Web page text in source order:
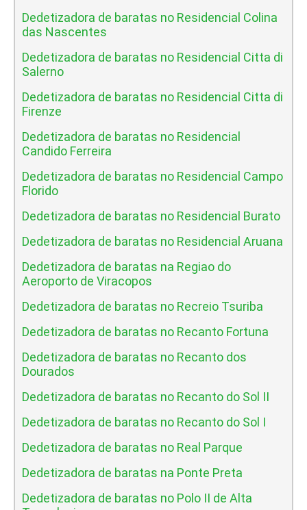
Dedetizadora de baratas no Residencial Colina
das Nascentes
Dedetizadora de baratas no Residencial Citta di
Salerno
Dedetizadora de baratas no Residencial Citta di
Firenze
Dedetizadora de baratas no Residencial
Candido Ferreira
Dedetizadora de baratas no Residencial Campo
Florido
Dedetizadora de baratas no Residencial Burato
Dedetizadora de baratas no Residencial Aruana
Dedetizadora de baratas na Regiao do
Aeroporto de Viracopos
Dedetizadora de baratas no Recreio Tsuriba
Dedetizadora de baratas no Recanto Fortuna
Dedetizadora de baratas no Recanto dos
Dourados
Dedetizadora de baratas no Recanto do Sol II
Dedetizadora de baratas no Recanto do Sol I
Dedetizadora de baratas no Real Parque
Dedetizadora de baratas na Ponte Preta
Dedetizadora de baratas no Polo II de Alta